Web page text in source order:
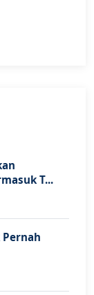
T...
Pernah